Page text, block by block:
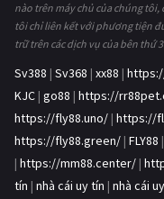
nào trên máy chủ của chúng tôi,
tôi chỉ liên kết với phương tiện
trữ trên các dịch vụ của bên thứ
Sv388 | Sv368 | xx88 |
KJC | go88 | https://
https://fly88.uno/ | https://
https://fly88.green/ | FLY88 |
| https://mm88.center/ |
tín | nhà cái uy tín | nhà cái